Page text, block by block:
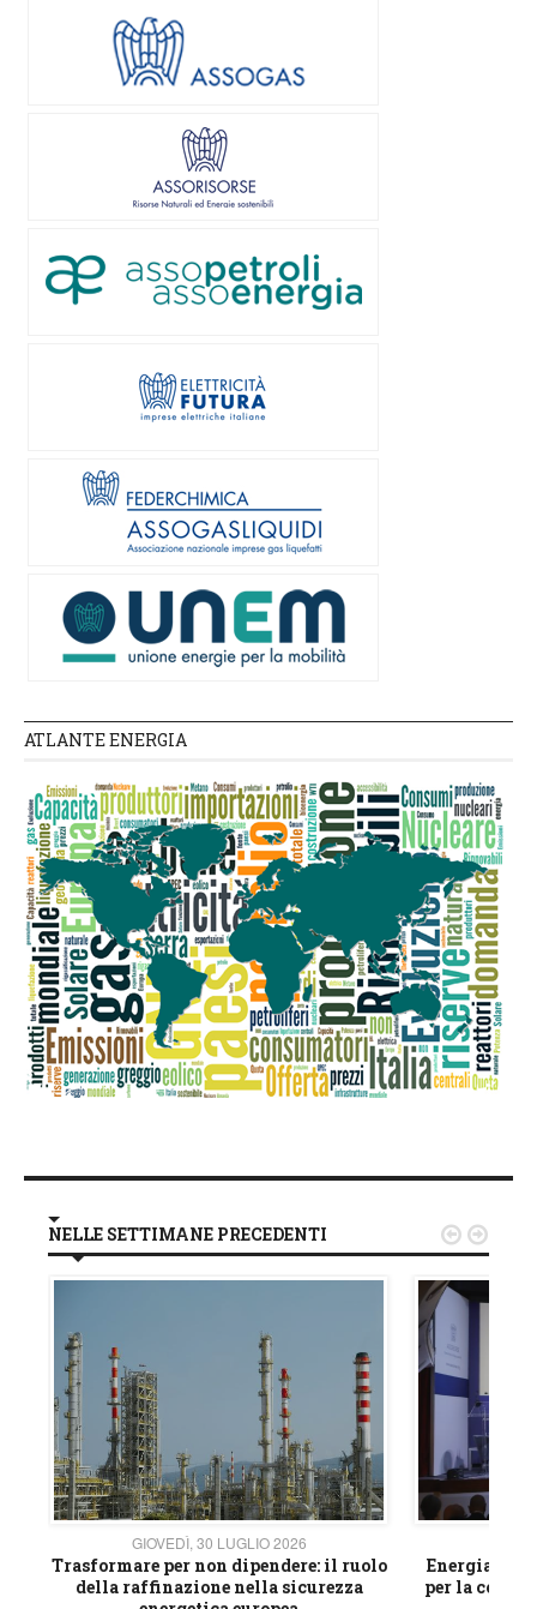
ATLANTE ENERGIA
NELLE SETTIMANE PRECEDENTI
GIOVEDÌ, 30 LUGLIO 2026
Trasformare per non dipendere: il ruolo
della raffinazione nella sicurezza
Energia e
per la
 